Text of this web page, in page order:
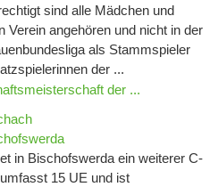
sind alle Mädchen und
Verein angehören und nicht in der
als Stammspieler
der ...
der ...
in Bischofswerda ein weiterer C-
15 UE und ist